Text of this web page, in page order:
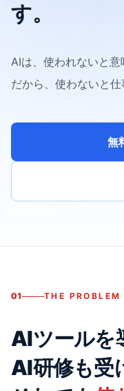
す。
AIは、使われないと意
だから、使わないと仕
無
01 THE PROBLEM
AIツールを
AI研修も受